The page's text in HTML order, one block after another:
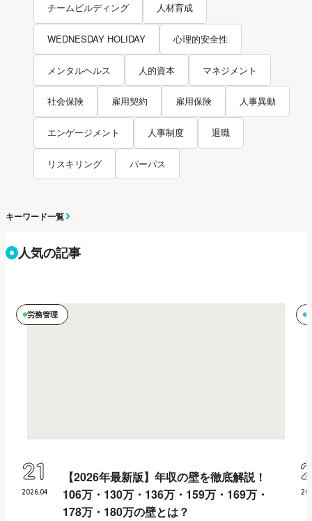
チームビルディング 人材育成
WEDNESDAY HOLIDAY 心理的安全性
メンタルヘルス 人的資本 マネジメント
社会保険 雇用契約 雇用保険 人事異動
エンゲージメント 人事制度 退職
リスキリング パーパス
キーワード一覧
人気の記事
労務管理
【2026年最新版】年収の壁を徹底解説！
106万・130万・136万・159万・169万・
178万・180万の壁とは？
2026.04
21